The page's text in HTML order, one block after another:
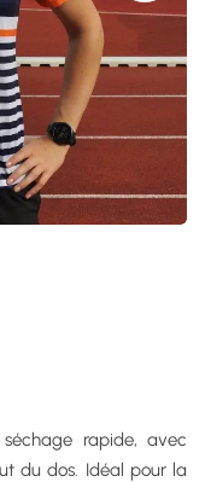
rapide, avec
du dos. Idéal pour la